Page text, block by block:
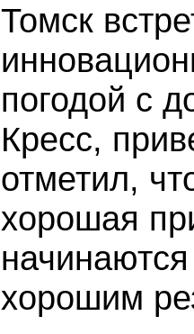
Томск
погодой с
Кресс,
отметил,
хорошая
хорошим